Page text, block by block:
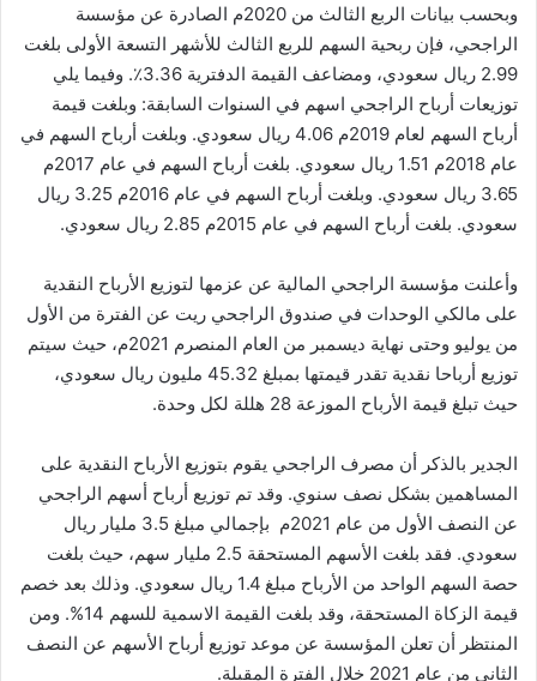
وبحسب بيانات الربع الثالث من 2020م الصادرة عن مؤسسة
الراجحي، فإن ربحية السهم للربع الثالث للأشهر التسعة الأولى بلغت
2.99 ريال سعودي، ومضاعف القيمة الدفترية 3.36٪. وفيما يلي
توزيعات أرباح الراجحي اسهم في السنوات السابقة: وبلغت قيمة
أرباح السهم لعام 2019م 4.06 ريال سعودي. وبلغت أرباح السهم في
عام 2018م 1.51 ريال سعودي. بلغت أرباح السهم في عام 2017م
3.65 ريال سعودي. وبلغت أرباح السهم في عام 2016م 3.25 ريال
سعودي. بلغت أرباح السهم في عام 2015م 2.85 ريال سعودي.
وأعلنت مؤسسة الراجحي المالية عن عزمها لتوزيع الأرباح النقدية
على مالكي الوحدات في صندوق الراجحي ريت عن الفترة من الأول
من يوليو وحتى نهاية ديسمبر من العام المنصرم 2021م، حيث سيتم
توزيع أرباحا نقدية تقدر قيمتها بمبلغ 45.32 مليون ريال سعودي،
حيث تبلغ قيمة الأرباح الموزعة 28 هللة لكل وحدة.
الجدير بالذكر أن مصرف الراجحي يقوم بتوزيع الأرباح النقدية على
المساهمين بشكل نصف سنوي. وقد تم توزيع أرباح أسهم الراجحي
عن النصف الأول من عام 2021م بإجمالي مبلغ 3.5 مليار ريال
سعودي. فقد بلغت الأسهم المستحقة 2.5 مليار سهم، حيث بلغت
حصة السهم الواحد من الأرباح مبلغ 1.4 ريال سعودي. وذلك بعد خصم
قيمة الزكاة المستحقة، وقد بلغت القيمة الاسمية للسهم 14%. ومن
المنتظر أن تعلن المؤسسة عن موعد توزيع أرباح الأسهم عن النصف
الثاني من عام 2021 خلال الفترة المقبلة.